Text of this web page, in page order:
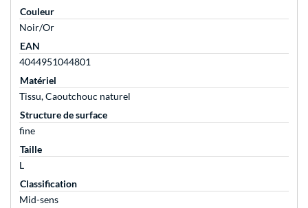
Couleur
Noir/Or
EAN
4044951044801
Matériel
Tissu, Caoutchouc naturel
Structure de surface
fine
Taille
L
Classification
Mid-sens